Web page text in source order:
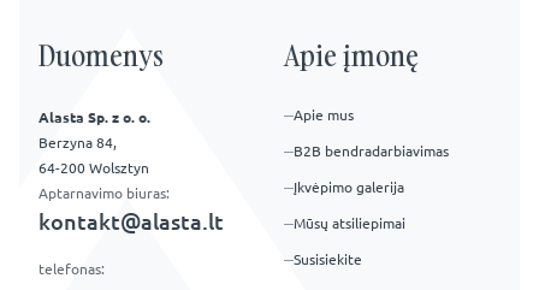
Apie įmonę
Apie mus
B2B bendradarbiavimas
Įkvėpimo galerija
Mūsų atsiliepimai
Susisiekite
Duomenys
Alasta Sp. z o. o.
Berzyna 84,
64-200 Wolsztyn
Aptarnavimo biuras:
kontakt@alasta.lt
telefonas: